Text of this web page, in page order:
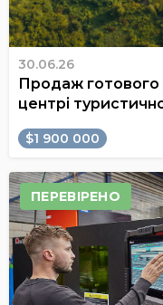
30.06.26
Продаж готового
центрі
$1 900 000
ПЕРЕВІРЕНО